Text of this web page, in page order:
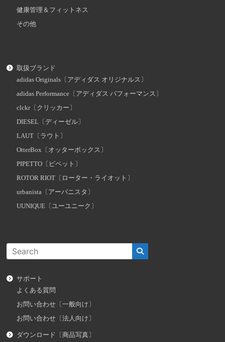
健康管理＆フィットネス
その他
取扱ブランド
adidas Originals〔アディダス オリジナルス〕
adidas Performance〔アディダス パフォーマンス〕
clckr〔クリッカー〕
DIESEL〔ディーゼル〕
LAUT〔ラウト〕
OtterBox〔オッターボックス〕
PIPETTO〔ピペット〕
ROTOR RIOT〔ローター・ライオット〕
urbanista〔アーバニスタ〕
UUNIQUE〔ユーユニーク〕
サポート
よくある質問
お問い合わせ〔一般向け〕
お問い合わせ〔法人向け〕
ダウンロード〔商品写真〕